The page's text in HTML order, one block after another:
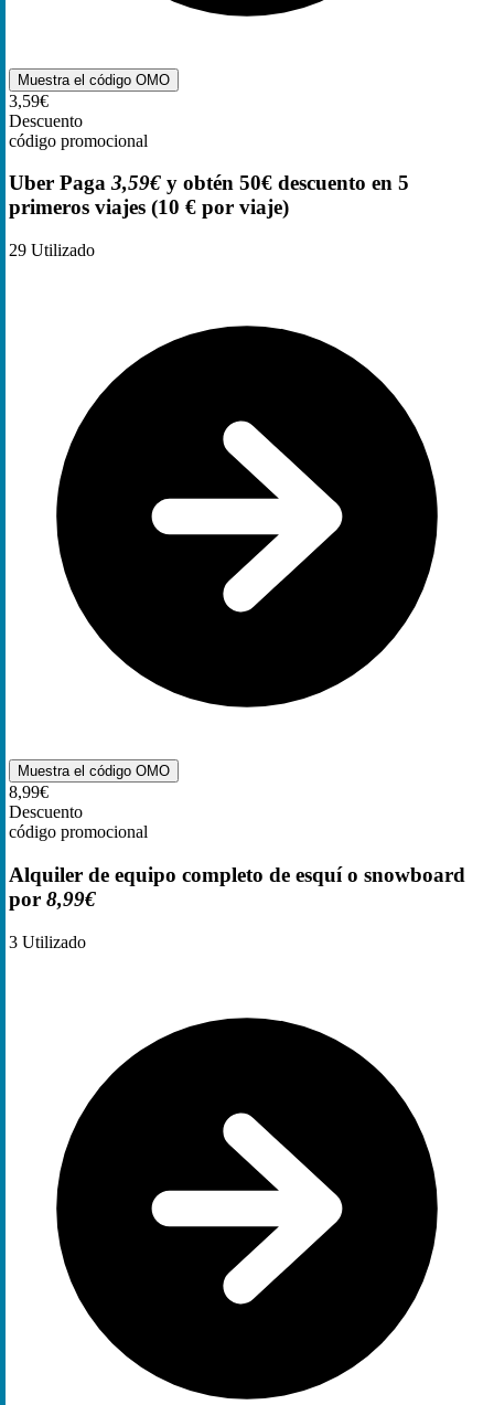
Muestra el código OMO
3,59€
Descuento
código promocional
Uber Paga 3,59€ y obtén 50€ descuento en 5
primeros viajes (10 € por viaje)
29 Utilizado
Muestra el código OMO
8,99€
Descuento
código promocional
Alquiler de equipo completo de esquí o snowboard
por 8,99€
3 Utilizado